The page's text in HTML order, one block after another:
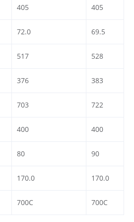
405 405
72.0 69.5
517 528
376 383
703 722
400 400
80 90
170.0 170.0
700C 700C